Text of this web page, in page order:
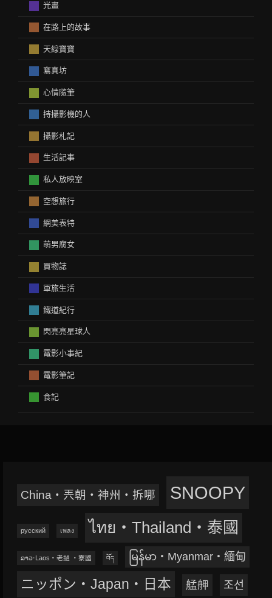
光畫
在路上的故事
天線寶寶
寫真坊
心情隨筆
持攝影機的人
攝影札記
生活記事
私人放映室
空想旅行
網美表特
萌男腐女
買物誌
軍旅生活
鐵道紀行
閃亮亮星球人
電影小事紀
電影筆記
食記
China‧兲朝‧神州‧拆哪 SNOOPY
русский เพลง ไทย‧Thailand‧泰國
ລາວ‧Laos‧老撾 ‧寮國 བོད မြန်မာ‧Myanmar‧緬甸
ニッポン‧Japan‧日本 艋舺 조선